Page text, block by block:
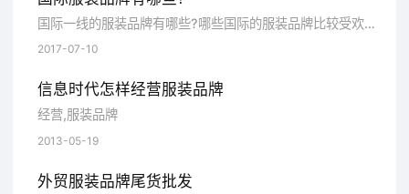
牌。如法国的香内尔、皮尔卡丹；意大利的普
拉达、阿玛尼；美国的加尔文·克莱因（CK）
和拉尔夫等，这些品牌之所以拥有一大批忠诚
的消费者，一些品牌已经有了上百年的历史，
不是或者说不只是服装的款式新颖，款式需要
设计师们的诠释，设计师的诠释正是设计师个
国际一线的服装品牌有哪些?哪些国际的服装品牌比较受欢迎。想了解更多的国际服装品牌吗?品牌网小编为大家整理了国际服装品牌排行榜...
2017-07-10
信息时代怎样经营服装品牌
经营,服装品牌
2013-05-19
外贸服装品牌尾货批发